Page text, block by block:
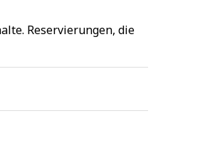
Reservierungen, die